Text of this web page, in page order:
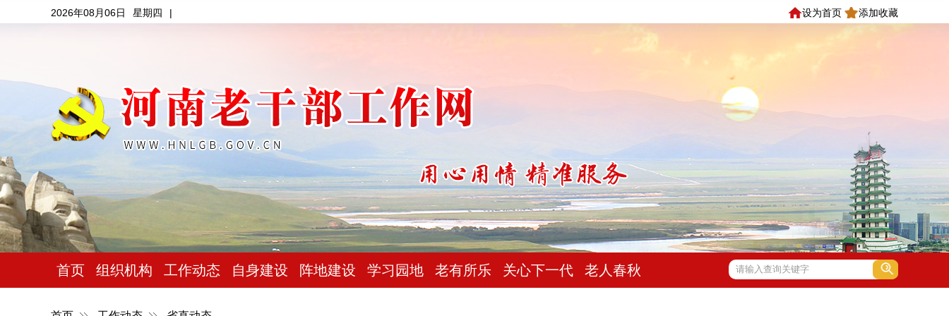
2026年08月06日 星期四 | 设为首页 添加收藏
首页 组织机构 工作动态 自身建设 阵地建设 学习园地 老有所乐 关心下一代 老人春秋